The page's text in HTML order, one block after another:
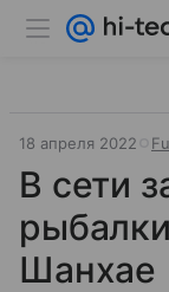
18 апреля 2022
В сети
Шанхае